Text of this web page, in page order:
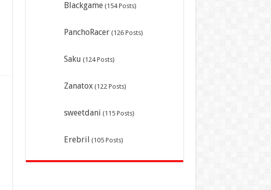
Blackgame (154 Posts)
PanchoRacer (126 Posts)
Saku (124 Posts)
Zanatox (122 Posts)
sweetdani (115 Posts)
Erebril (105 Posts)